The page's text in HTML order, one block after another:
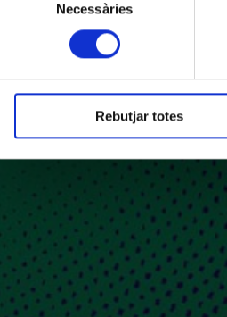
consentiment
Necessàries
Rebutjar totes